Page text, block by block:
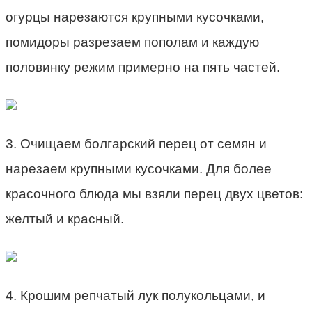
огурцы нарезаются крупными кусочками,
помидоры разрезаем пополам и каждую
половинку режим примерно на пять частей.
3. Очищаем болгарский перец от семян и
нарезаем крупными кусочками. Для более
красочного блюда мы взяли перец двух цветов:
желтый и красный.
4. Крошим репчатый лук полукольцами, и